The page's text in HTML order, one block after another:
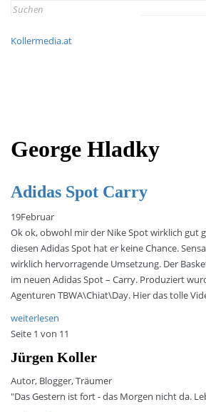
Search
Kollermedia.at
George Hladky
Adidas Spot Carry
19Februar
Ok ok, obwohl mir der Nike Spot wirklich gut
diesen Adidas Spot hat er keine Chance.
wirklich hervorragende Umsetzung. Der
im neuen Adidas Spot – Carry. Produziert
Agenturen TBWA\Chiat\Day. Hier das tolle
weiterlesen
Seite 1 von 11
Jürgen Koller
Autor, Blogger, Träumer
"Das Gestern ist fort - das Morgen nicht da.